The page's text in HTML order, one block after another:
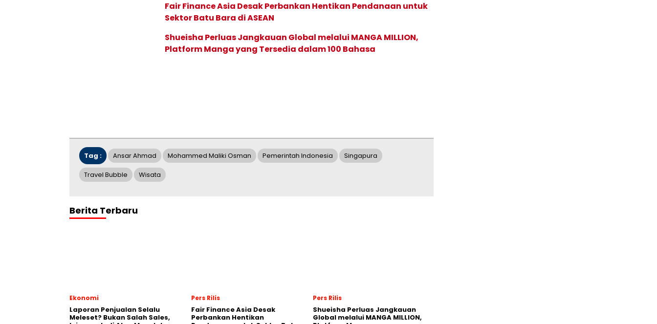
Fair Finance Asia Desak Perbankan Hentikan Pendanaan untuk
Sektor Batu Bara di ASEAN
Shueisha Perluas Jangkauan Global melalui MANGA MILLION,
Platform Manga yang Tersedia dalam 100 Bahasa
Tag : Ansar Ahmad Mohammed Maliki Osman Pemerintah Indonesia Singapura
Travel Bubble Wisata
Berita Terbaru
Ekonomi
Laporan Penjualan Selalu
Meleset? Bukan Salah Sales,
Pers Rilis
Fair Finance Asia Desak
Perbankan Hentikan
Pers Rilis
Shueisha Perluas Jangkauan
Global melalui MANGA MILLION,